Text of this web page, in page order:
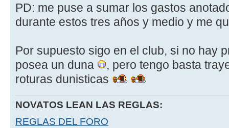
PD: me puse a sumar los gastos
durante estos tres años y medio y me
Por supuesto sigo en el club, si no hay
posea un duna
, pero tengo basta
roturas dunisticas
NOVATOS LEAN LAS REGLAS:
REGLAS DEL FORO